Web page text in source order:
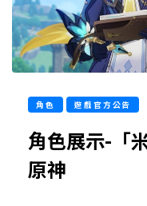
角色 遊戲官方公告
角色展示-「
原神